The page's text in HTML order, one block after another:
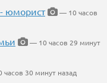
юморист
— 10 часов
— 10 часов 29 минут
30 минут назад